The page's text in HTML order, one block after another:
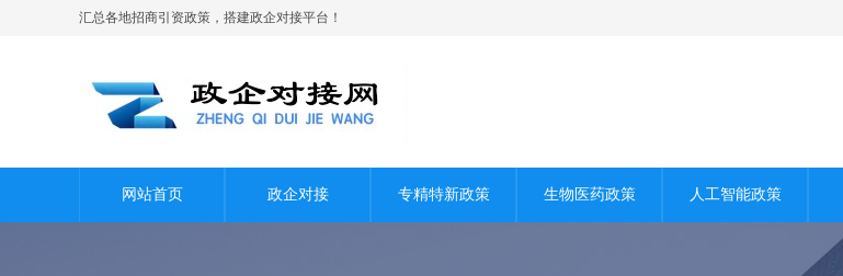
汇总各地招商引资政策，搭建政企对接平台！
网站首页 政企对接 专精特新政策 生物医药政策 人工智能政策